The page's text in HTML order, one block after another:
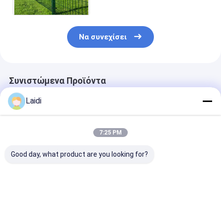
Να συνεχίσει
Συνιστώμενα Προϊόντα
Laidi
7:25 PM
Good day, what product are you looking for?